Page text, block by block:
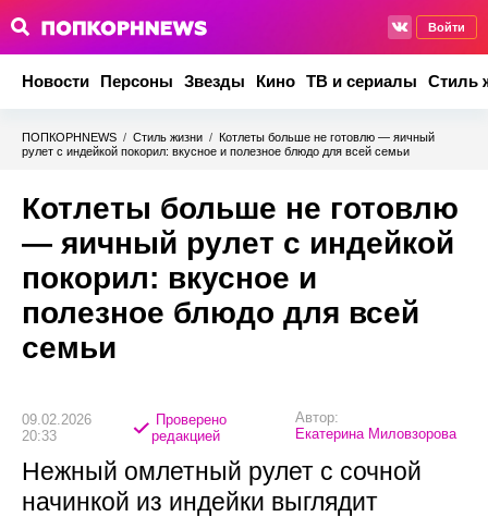
Войти
Новости Персоны Звезды Кино ТВ и сериалы Стиль
ПОПКОРНNEWS / Стиль жизни / Котлеты больше не готовлю — яичный
рулет с индейкой покорил: вкусное и полезное блюдо для всей семьи
Котлеты больше не готовлю
— яичный рулет с индейкой
покорил: вкусное и
полезное блюдо для всей
семьи
09.02.2026
20:33
Проверено
редакцией
Автор:
Екатерина Миловзорова
Нежный омлетный рулет с сочной
начинкой из индейки выглядит